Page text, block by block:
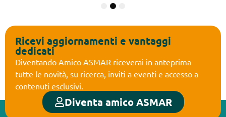
Ricevi aggiornamenti e vantaggi
dedicati
Diventando Amico ASMAR riceverai in anteprima
tutte le novità, su ricerca, inviti a eventi e accesso a
contenuti esclusivi.
Diventa amico ASMAR